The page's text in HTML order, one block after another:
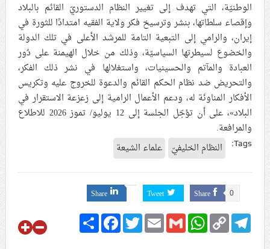
الوطنيّة، التي تهدف إلى تغيير النظام الدستوريّ القائم بالبلاد
وإقصاء سلطاتها، بنشر وترسيخ فكر ولاية الفقيه امتدادًا للثورة في
إيران، والرامي إلى التبعية التامة للمرشد الأعلى في تلك الدولة
والخضوع لسيطرتها السياسيّة، وذلك من خلال الهيمنة على دُور
العبادة والمآتم والحسينيات، واستغلالها في نشر ذلك الفكر،
والتحريض ضد نظام الحكم القائم والدعوة للخروج عليه وتكريس
الأفكار المناوئة له، ودعم الأعمال الرامية إلى زعزعة الاستقرار في
البلاد»، على أن تؤجّل الجلسة إلى 12 يوليو/ تموز 2026 للاطلاع
والمرافعة.
Tags: النظام الخليفيّ علماء الشيعة
Share 0
Tweet
Share
ShareFacebookTwitterEmailGmail
WhatsApp Copy
Link
Telegram